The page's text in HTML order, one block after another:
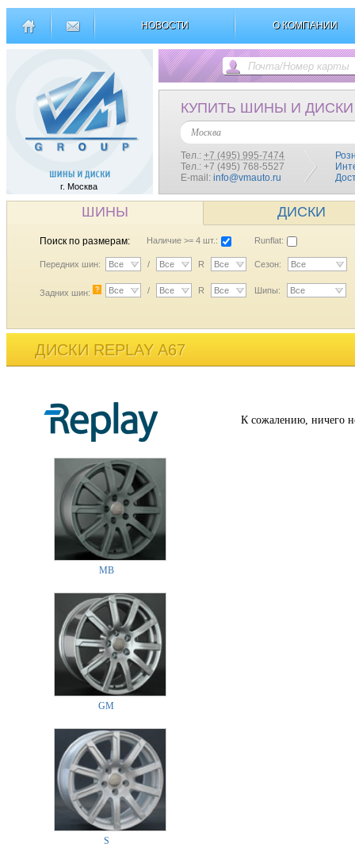
НОВОСТИ О КОМПАНИИ
г. Москва
КУПИТЬ ШИНЫ И ДИСКИ
Москва
Тел.: +7 (495) 995-7474
Тел.: +7 (495) 768-5527
E-mail: info@vmauto.ru
ШИНЫ ДИСКИ
Поиск по размерам: Наличие >= 4 шт.: Runflat:
Передних шин: Все / Все R Все Сезон: Все
Задних шин: ? Все / Все R Все Шипы: Все
ДИСКИ REPLAY A67
MB
GM
S
К сожалению, ничего